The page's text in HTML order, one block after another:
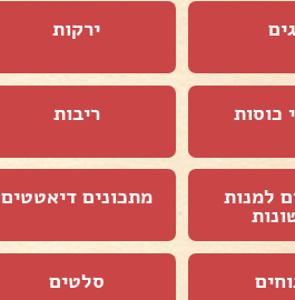
ירקות
כוסות ריבות
למנות מתכונים דיאטטים
סלטים